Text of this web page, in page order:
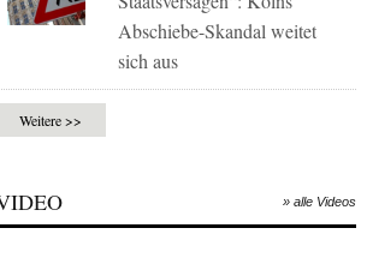
Abschiebe-Skandal weitet
sich aus
Weitere >>
» alle Videos